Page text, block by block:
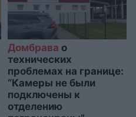
Домбрава о
технических
проблемах на границе:
“Камеры не были
подключены к
отделению